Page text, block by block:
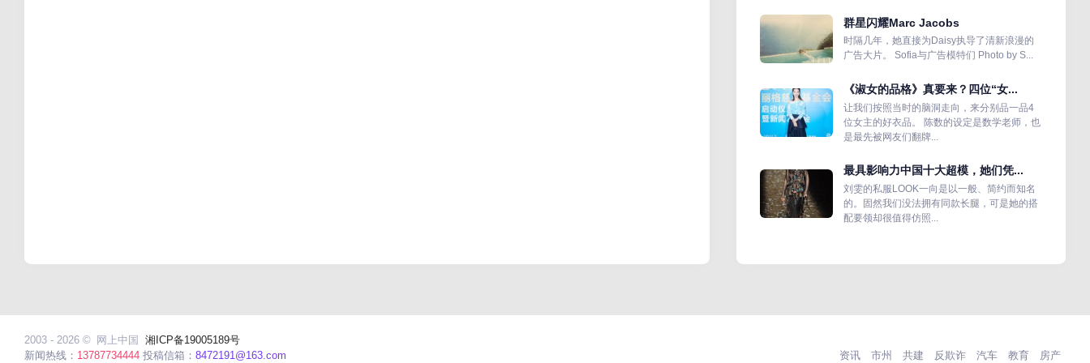
群星闪耀Marc Jacobs
时隔几年，她直接为Daisy执导了清新浪漫的
广告大片。 Sofia与广告模特们 Photo by S...
《淑女的品格》真要来？四位“女...
让我们按照当时的脑洞走向，来分别品一品4
位女主的好衣品。 陈数的设定是数学老师，也
是最先被网友们翻牌...
最具影响力中国十大超模，她们凭...
刘雯的私服LOOK一向是以一般、简约而知名
的。固然我们没法拥有同款长腿，可是她的搭
配要领却很值得仿照...
2003 - 2026 © 网上中国
湘ICP备19005189号
新闻热线： 13787734444 投稿信箱： 8472191@163.com 资讯 市州 共建 反欺诈 汽车 教育 房产